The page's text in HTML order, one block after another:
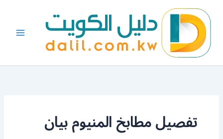
المحتوى
تفصيل مطابخ المنيوم بيان